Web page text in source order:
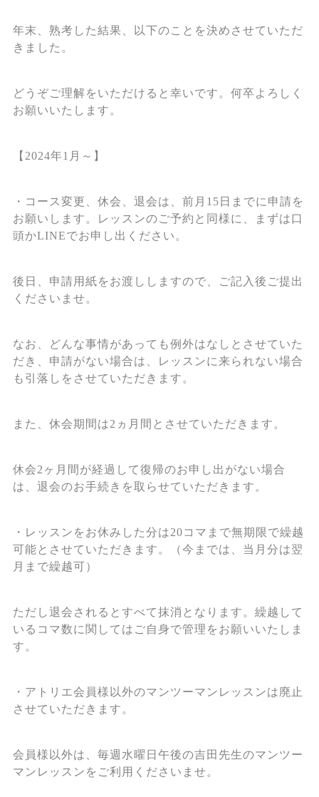
年末、熟考した結果、以下のことを決めさせていただ
きました。
どうぞご理解をいただけると幸いです。何卒よろしく
お願いいたします。
【2024年1月～】
・コース変更、休会、退会は、前月15日までに申請を
お願いします。レッスンのご予約と同様に、まずは口
頭かLINEでお申し出ください。
後日、申請用紙をお渡ししますので、ご記入後ご提出
くださいませ。
なお、どんな事情があっても例外はなしとさせていた
だき、申請がない場合は、レッスンに来られない場合
も引落しをさせていただきます。
また、休会期間は2ヵ月間とさせていただきます。
休会2ヶ月間が経過して復帰のお申し出がない場合
は、退会のお手続きを取らせていただきます。
・レッスンをお休みした分は20コマまで無期限で繰越
可能とさせていただきます。（今までは、当月分は翌
月まで繰越可）
ただし退会されるとすべて抹消となります。繰越して
いるコマ数に関してはご自身で管理をお願いいたしま
す。
・アトリエ会員様以外のマンツーマンレッスンは廃止
させていただきます。
会員様以外は、毎週水曜日午後の吉田先生のマンツー
マンレッスンをご利用くださいませ。